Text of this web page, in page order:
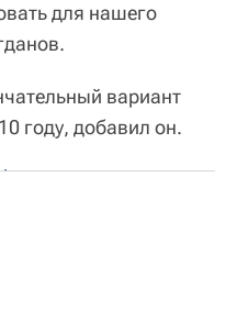
для нашего
вариант
году, добавил он.